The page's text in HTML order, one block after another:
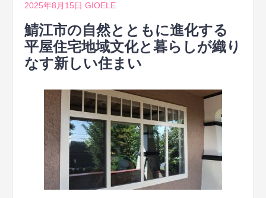
2025年8月15日 GIOELE
鯖江市の自然とともに進化する
平屋住宅地域文化と暮らしが織り
なす新しい住まい